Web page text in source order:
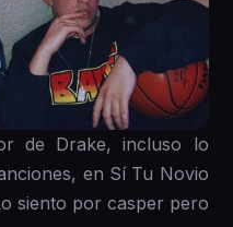
de Drake, incluso lo
en Sí Tu Novio
siento por casper pero